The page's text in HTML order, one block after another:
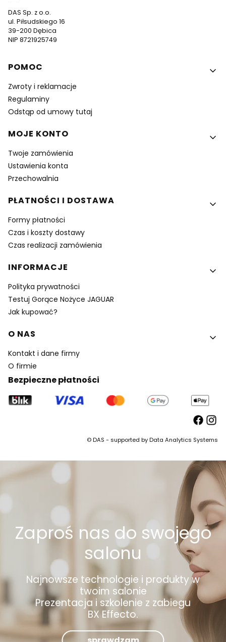
DAS Sp. z o.o.
ul. Piłsudskiego 16
39-200 Dębica
NIP 8721925749
Linki w stopce
POMOC
Zwroty i reklamacje
Regulaminy
Odstąp od umowy tutaj
MOJE KONTO
Twoje zamówienia
Ustawienia konta
Przechowalnia
PŁATNOŚCI I DOSTAWA
Formy płatności
Czas i koszty dostawy
Czas realizacji zamówienia
INFORMACJE
Polityka prywatności
Testuj Gorące Nożyce JAGUAR
Jak kupować?
O NAS
Kontakt i dane firmy
O firmie
Bezpieczne płatności
© DAS - supported by Data Analytics Systems
Zaproś nas do swojego
salonu
Najnowsze technologie i produkty w
twoim salonie
Prezentacja i szkolenie z zabiegu
BX Effecto.